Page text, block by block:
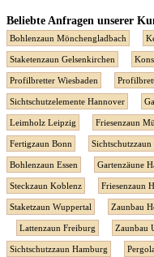
Beliebte Anfragen unserer
Bohlenzaun Mönchengladbach
Staketenzaun Gelsenkirchen
Profilbretter Wiesbaden
Sichtschutzelemente Hannover
Leimholz Leipzig Friesenzaun
Fertigzaun Bonn
Bohlenzaun Essen Gartenzäune
Steckzaun Koblenz Friesenzaun
Staketzaun Wuppertal Zaunbau
Lattenzaun Freiburg Zaunbau
Sichtschutzzaun Hamburg